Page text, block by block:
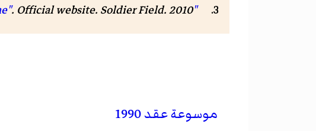
"Stadium History and Timeline"
. Official website. Soldier Field. 2010. مؤرشف من
موسوعة عقد 1990